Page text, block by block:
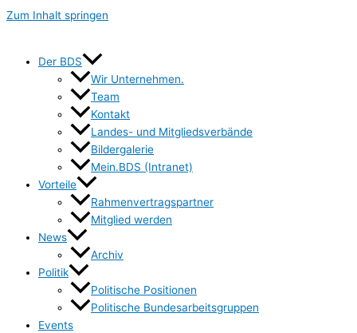
Zum Inhalt springen
Der BDS
Wir Unternehmen.
Team
Kontakt
Landes- und Mitgliedsverbände
Bildergalerie
Mein.BDS (Intranet)
Vorteile
Rahmenvertragspartner
Mitglied werden
News
Archiv
Politik
Politische Positionen
Politische Bundesarbeitsgruppen
Events